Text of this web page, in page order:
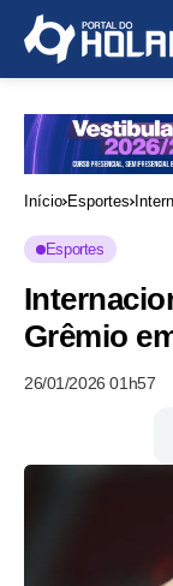
Início Esportes
Esportes
Grêmio
26/01/2026 01h57